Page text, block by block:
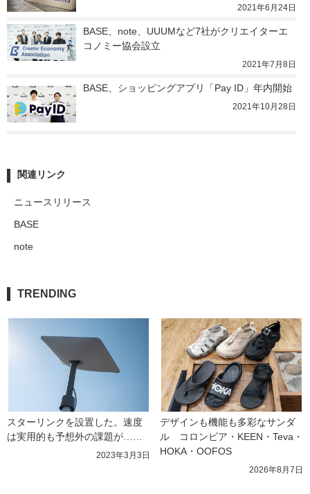
2021年6月24日
BASE、note、UUUMなど7社がクリエイターエ
コノミー協会設立
2021年7月8日
BASE、ショッピングアプリ「Pay ID」年内開始
2021年10月28日
関連リンク
ニュースリリース
BASE
note
TRENDING
スターリンクを設置した。速度
は実用的も予想外の課題が……
2023年3月3日
デザインも機能も多彩なサンダ
ル　コロンビア・KEEN・Teva・
HOKA・OOFOS
2026年8月7日